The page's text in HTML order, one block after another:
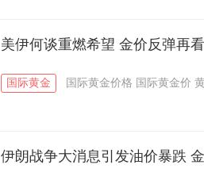
美伊何谈重燃希望 金价反弹再
国际黄金 国际黄金价格 国际黄金价
伊朗战争大消息引发油价暴跌